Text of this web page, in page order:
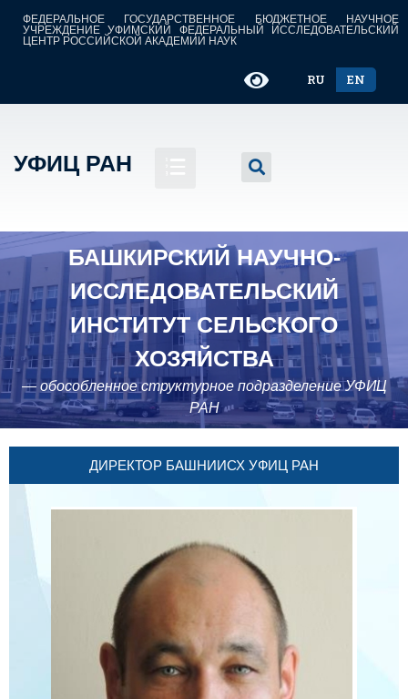
ФЕДЕРАЛЬНОЕ ГОСУДАРСТВЕННОЕ БЮДЖЕТНОЕ НАУЧНОЕ
УЧРЕЖДЕНИЕ УФИМСКИЙ ФЕДЕРАЛЬНЫЙ ИССЛЕДОВАТЕЛЬСКИЙ
ЦЕНТР РОССИЙСКОЙ АКАДЕМИИ НАУК
RU EN
УФИЦ РАН
БАШКИРСКИЙ НАУЧНО-
ИССЛЕДОВАТЕЛЬСКИЙ
ИНСТИТУТ СЕЛЬСКОГО
ХОЗЯЙСТВА
— обособленное структурное подразделение УФИЦ
РАН
ДИРЕКТОР БАШНИИСХ УФИЦ РАН